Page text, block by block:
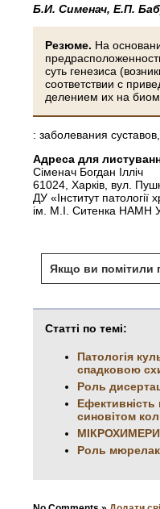
Б.И. Сименач, Е.П.
Резюме. На
суть генезиса
соответствии с
делением их на
: заболевания
Адреса для
Сіменач Богдан Ілліч
61024, Харків, вул.
ДУ «Інститут патології
ім. М.І. Ситенка НАМН
Якщо ви помітили
Статті по темі:
Патологія
спадковою
Роль
Ефективність
синовітом
Роль